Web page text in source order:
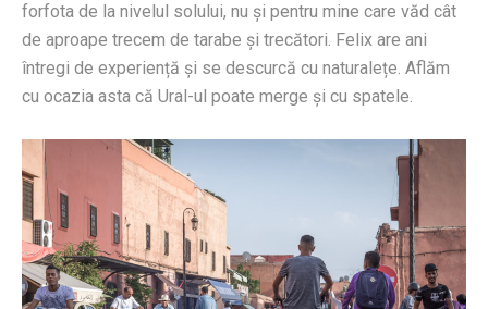
forfota de la nivelul solului, nu și pentru mine care văd cât
de aproape trecem de tarabe și trecători. Felix are ani
întregi de experiență și se descurcă cu naturalețe. Aflăm
cu ocazia asta că Ural-ul poate merge și cu spatele.